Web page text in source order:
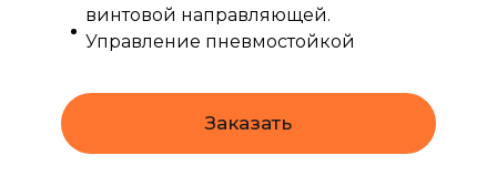
винтовой направляющей.
Управление пневмостойкой
Заказать